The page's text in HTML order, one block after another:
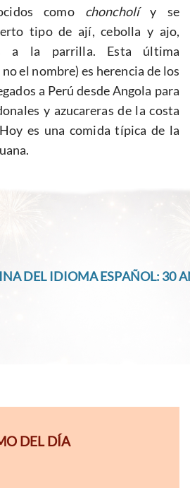
como choncholíy se
tipo de ají, cebolla y ajo,
a la parrilla. Esta última
el nombre) es herencia de los
a Perú desde Angola para
y azucareras de la costa
es una comida típica de la
DEL IDIOMA ESPAÑOL: 30
DEL DÍA